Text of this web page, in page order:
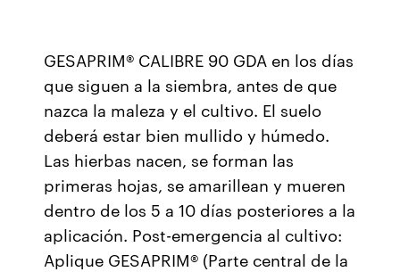
GESAPRIM® CALIBRE 90 GDA en los días
que siguen a la siembra, antes de que
nazca la maleza y el cultivo. El suelo
deberá estar bien mullido y húmedo.
Las hierbas nacen, se forman las
primeras hojas, se amarillean y mueren
dentro de los 5 a 10 días posteriores a la
aplicación. Post-emergencia al cultivo:
Aplique GESAPRIM® (Parte central de la